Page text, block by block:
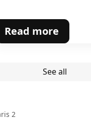
Read more
See all
2